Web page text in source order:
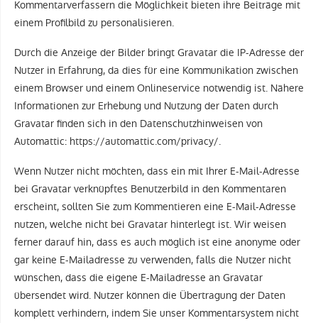
Kommentarverfassern die Möglichkeit bieten ihre Beiträge mit
einem Profilbild zu personalisieren.
Durch die Anzeige der Bilder bringt Gravatar die IP-Adresse der
Nutzer in Erfahrung, da dies für eine Kommunikation zwischen
einem Browser und einem Onlineservice notwendig ist. Nähere
Informationen zur Erhebung und Nutzung der Daten durch
Gravatar finden sich in den Datenschutzhinweisen von
Automattic: https://automattic.com/privacy/.
Wenn Nutzer nicht möchten, dass ein mit Ihrer E-Mail-Adresse
bei Gravatar verknüpftes Benutzerbild in den Kommentaren
erscheint, sollten Sie zum Kommentieren eine E-Mail-Adresse
nutzen, welche nicht bei Gravatar hinterlegt ist. Wir weisen
ferner darauf hin, dass es auch möglich ist eine anonyme oder
gar keine E-Mailadresse zu verwenden, falls die Nutzer nicht
wünschen, dass die eigene E-Mailadresse an Gravatar
übersendet wird. Nutzer können die Übertragung der Daten
komplett verhindern, indem Sie unser Kommentarsystem nicht